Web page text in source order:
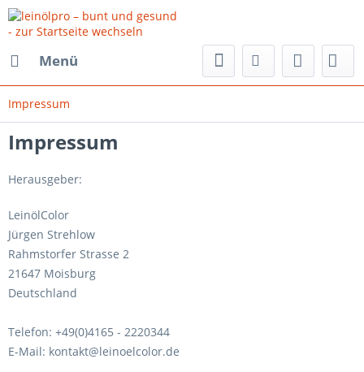
Menü
Impressum
Impressum
Herausgeber:
LeinölColor
Jürgen Strehlow
Rahmstorfer Strasse 2
21647 Moisburg
Deutschland
Telefon: +49(0)4165 - 2220344
E-Mail: kontakt@leinoelcolor.de